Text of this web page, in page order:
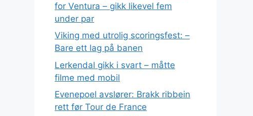
for Ventura – gikk likevel fem
under par
Viking med utrolig scoringsfest: –
Bare ett lag på banen
Lerkendal gikk i svart – måtte
filme med mobil
Evenepoel avslører: Brakk ribbein
rett før Tour de France